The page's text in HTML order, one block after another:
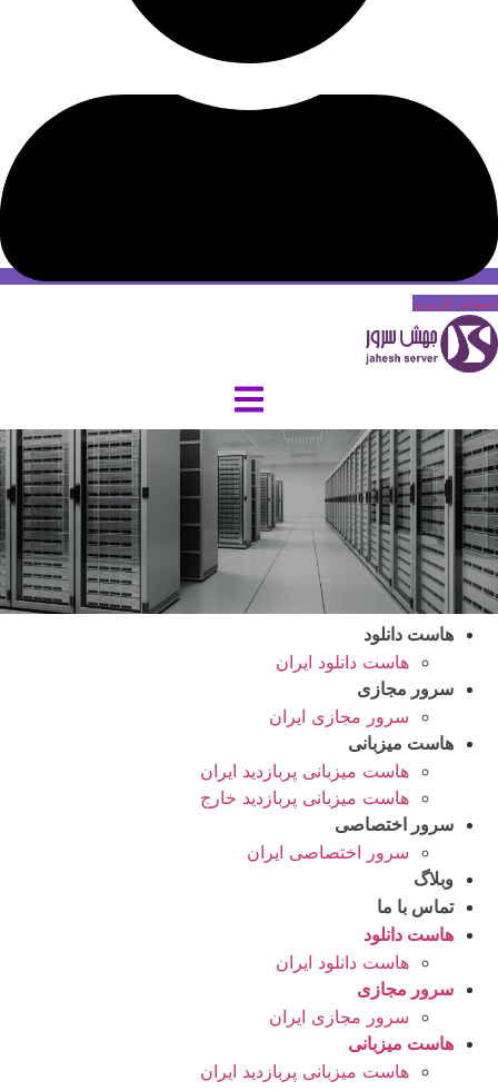
حساب کاربری
هاست دانلود
هاست دانلود ایران
سرور مجازی
سرور مجازی ایران
هاست میزبانی
هاست میزبانی پربازدید ایران
هاست میزبانی پربازدید خارج
سرور اختصاصی
سرور اختصاصی ایران
وبلاگ
تماس با ما
هاست دانلود
هاست دانلود ایران
سرور مجازی
سرور مجازی ایران
هاست میزبانی
هاست میزبانی پربازدید ایران